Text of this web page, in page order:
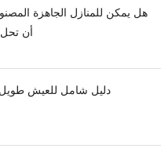
هل يمكن للمنازل الجاهزة
أن تحل
دليل شامل للعيش طويل